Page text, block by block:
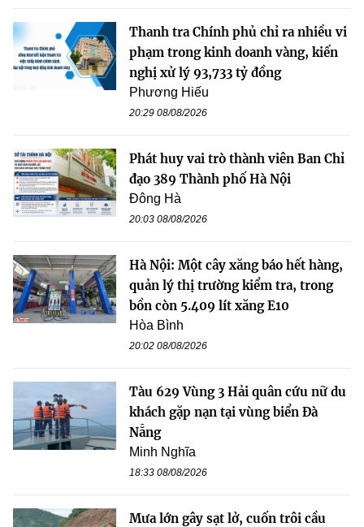
Thanh tra Chính phủ chỉ ra nhiều vi
phạm trong kinh doanh vàng, kiến
nghị xử lý 93,733 tỷ đồng
Phương Hiếu
20:29 08/08/2026
Phát huy vai trò thành viên Ban Chỉ
đạo 389 Thành phố Hà Nội
Đông Hà
20:03 08/08/2026
Hà Nội: Một cây xăng báo hết hàng,
quản lý thị trường kiểm tra, trong
bồn còn 5.409 lít xăng E10
Hòa Bình
20:02 08/08/2026
Tàu 629 Vùng 3 Hải quân cứu nữ du
khách gặp nạn tại vùng biển Đà
Nẵng
Minh Nghĩa
18:33 08/08/2026
Mưa lớn gây sạt lở, cuốn trôi cầu